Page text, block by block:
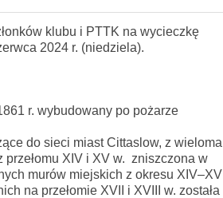
klubu i PTTK na wycieczkę
2024 r. (niedziela).
r. wybudowany po pożarze
do sieci miast Cittaslow, z wieloma
przełomu XIV i XV w. zniszczona w
murów miejskich z okresu XIV–XVI
na przełomie XVII i XVIII w. została